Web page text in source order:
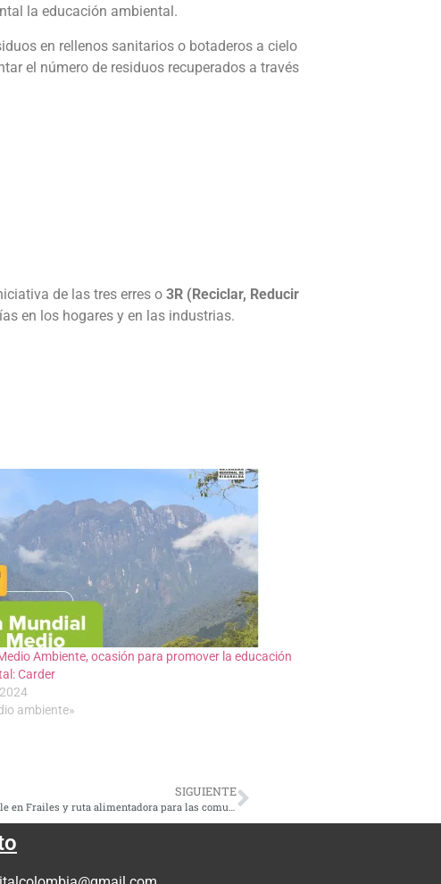
la educación ambiental.
en rellenos sanitarios o botaderos a cielo
el número de residuos recuperados a través
de las tres erres o 3R (Reciclar, Reducir
en los hogares y en las industrias.
Ambiente, ocasión para promover la educación
Carder
ambiente»
SIGUIENTE
Alcalde de Dosquebradas pidió estación de Megacable en Frailes y ruta alimentadora para las comunas 5 y 2